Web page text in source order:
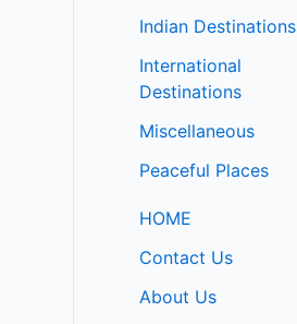
Indian Destinations
International
Destinations
Miscellaneous
Peaceful Places
HOME
Contact Us
About Us